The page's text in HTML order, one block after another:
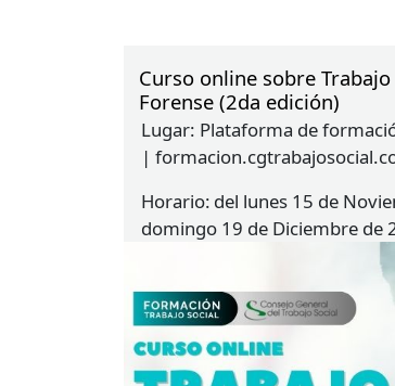
Curso online sobre Trabajo
Forense (2da edición)
Lugar: Plataforma de
|
Horario del lunes 15 de
domingo 19 de Diciembre de